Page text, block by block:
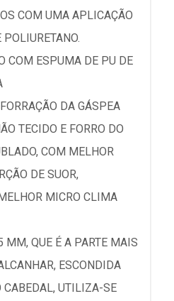
COM UMA APLICAÇÃO
COM ESPUMA DE PU DE
DA GÁSPEA
TECIDO E FORRO DO
COM MELHOR
DE SUOR,
MICRO CLIMA
MM, QUE É A PARTE MAIS
ESCONDIDA
CABEDAL, UTILIZA-SE